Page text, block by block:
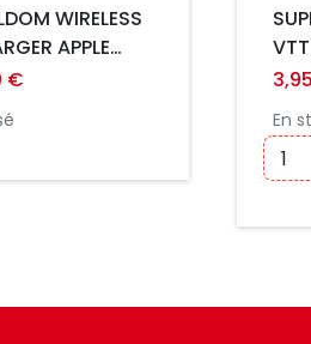
WIRELESS
APPLE
BLANC
€
En